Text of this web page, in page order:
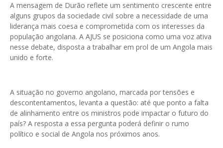
A mensagem de Durão reflete um sentimento crescente entre
alguns grupos da sociedade civil sobre a necessidade de uma
liderança mais coesa e comprometida com os interesses da
população angolana. A AJUS se posiciona como uma voz ativa
nesse debate, disposta a trabalhar em prol de um Angola mais
unido e forte.
A situação no governo angolano, marcada por tensões e
descontentamentos, levanta a questão: até que ponto a falta
de alinhamento entre os ministros pode impactar o futuro do
país? A resposta a essa pergunta poderá definir o rumo
político e social de Angola nos próximos anos.